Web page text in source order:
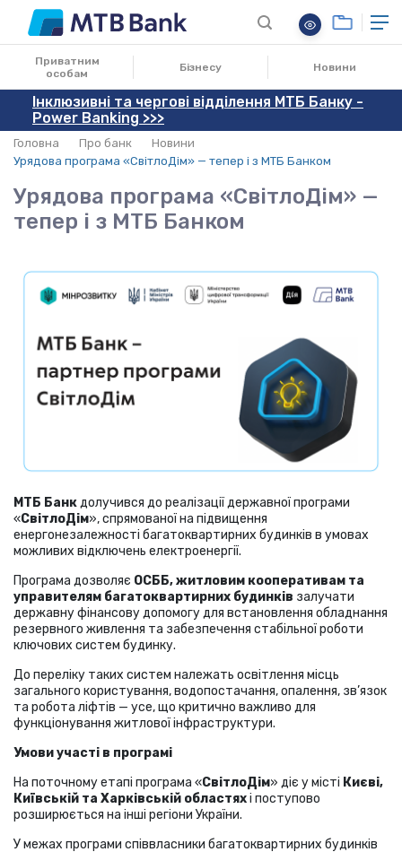
Приватним
особам
Бізнесу Новини
Інклюзивні та чергові відділення МТБ Банку -
Power Banking >>>
Головна Про банк
Новини
Урядова програма «СвітлоДім» — тепер і з МТБ Банком
Урядова програма «СвітлоДім» —
тепер і з МТБ Банком
16.06.2026
МТБ Банкдолучився до реалізації державної програми
«СвітлоДім», спрямованої на підвищення
енергонезалежності багатоквартирних будинків в умовах
можливих відключень електроенергії.
Програма дозволяє ОСББ, житловим кооперативам та
управителям багатоквартирних будинків залучати
державну фінансову допомогу для встановлення обладнання
резервного живлення та забезпечення стабільної роботи
ключових систем будинку.
До переліку таких систем належать освітлення місць
загального користування, водопостачання, опалення, зв’язок
та робота ліфтів — усе, що критично важливо для
функціонування житлової інфраструктури.
Умови участі в програмі
На поточному етапі програма «СвітлоДім» діє у місті Києві,
Київській та Харківській областяхі поступово
розширюється на інші регіони України.
У межах програми співвласники багатоквартирних будинків